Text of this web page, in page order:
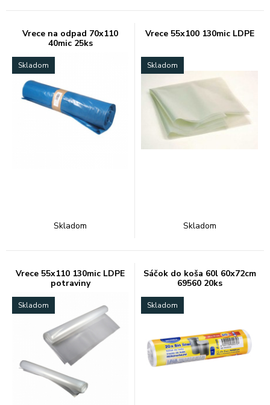
Vrece na odpad 70x110
40mic 25ks
Skladom
Skladom
Vrece 55x100 130mic LDPE
Skladom
Skladom
Vrece 55x110 130mic LDPE
potraviny
Skladom
Sáčok do koša 60l 60x72cm
69560 20ks
Skladom